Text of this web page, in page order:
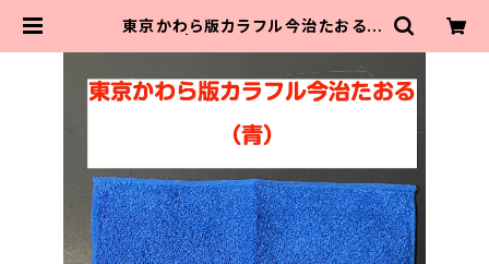
東京かわら版カラフル今治たおる